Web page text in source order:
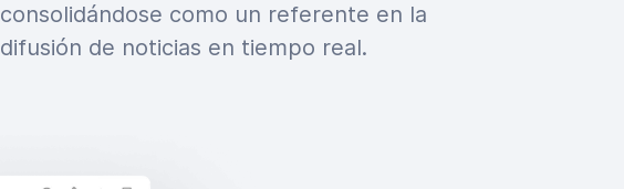
consolidándose como un referente en la
difusión de noticias en tiempo real.